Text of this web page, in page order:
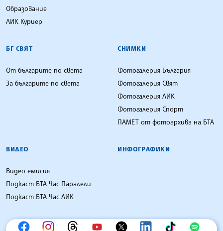
Образование
ЛИК Куриер
БГ СВЯТ
От българите по света
За българите по света
СНИМКИ
Фотогалерия България
Фотогалерия Свят
Фотогалерия ЛИК
Фотогалерия Спорт
ПАМЕТ от фотоархива на БТА
ВИДЕО
Видео емисия
Подкаст БТА Час Паралели
Подкаст БТА Час ЛИК
ИНФОГРАФИКИ